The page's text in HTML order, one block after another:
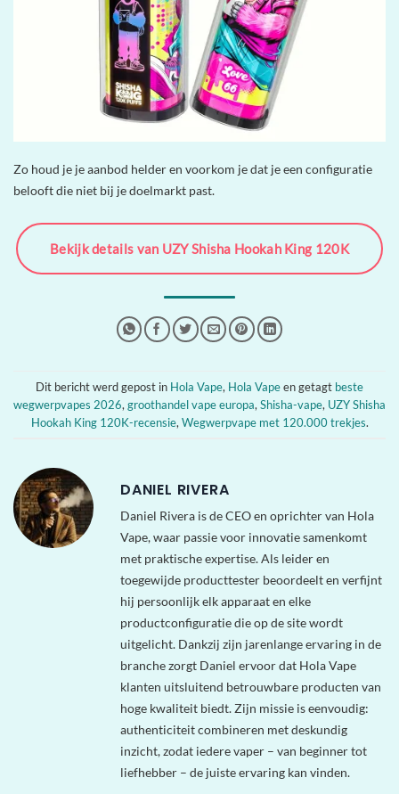
Zo houd je je aanbod helder en voorkom je dat je een configuratie
belooft die niet bij je doelmarkt past.
Bekijk details van UZY Shisha Hookah King 120K
Dit bericht werd gepost in Hola Vape, Hola Vapeen getagt beste
wegwerpvapes 2026, groothandel vape europa, Shisha-vape, UZY Shisha
Hookah King 120K-recensie, Wegwerpvape met 120.000 trekjes.
DANIEL RIVERA
Daniel Rivera is de CEO en oprichter van Hola
Vape, waar passie voor innovatie samenkomt
met praktische expertise. Als leider en
toegewijde producttester beoordeelt en verfijnt
hij persoonlijk elk apparaat en elke
productconfiguratie die op de site wordt
uitgelicht. Dankzij zijn jarenlange ervaring in de
branche zorgt Daniel ervoor dat Hola Vape
klanten uitsluitend betrouwbare producten van
hoge kwaliteit biedt. Zijn missie is eenvoudig:
authenticiteit combineren met deskundig
inzicht, zodat iedere vaper – van beginner tot
liefhebber – de juiste ervaring kan vinden.